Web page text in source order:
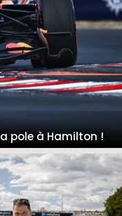
pole à Hamilton !